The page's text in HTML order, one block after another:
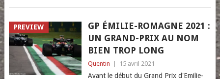
PREVIEW
GP ÉMILIE-ROMAGNE 2021 :
UN GRAND-PRIX AU NOM
BIEN TROP LONG
Quentin 15 avril 2021
Avant le début du Grand Prix d'Emilie-